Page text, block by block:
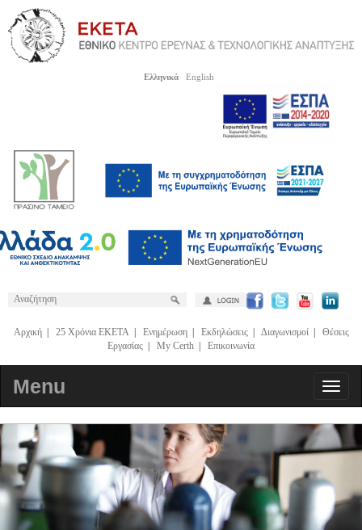
Ελληνικά English
Αρχική| 25 Χρόνια ΕΚΕΤΑ| Ενημέρωση| Εκδηλώσεις| Διαγωνισμοί| Θέσεις
Εργασίας
My Certh Επικοινωνία
Menu